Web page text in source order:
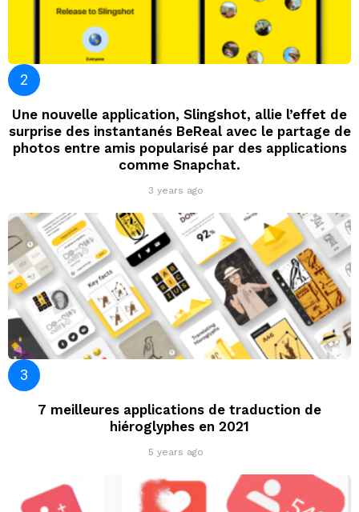
Une nouvelle application, Slingshot, allie l’effet de
surprise des instantanés BeReal avec le partage de
photos entre amis popularisé par des applications
comme Snapchat.
3 years ago
7 meilleures applications de traduction de
hiéroglyphes en 2021
5 years ago